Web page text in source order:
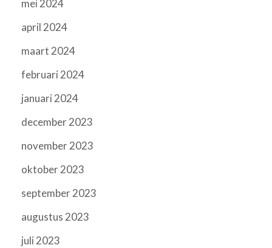
mei 2024
april 2024
maart 2024
februari 2024
januari 2024
december 2023
november 2023
oktober 2023
september 2023
augustus 2023
juli 2023